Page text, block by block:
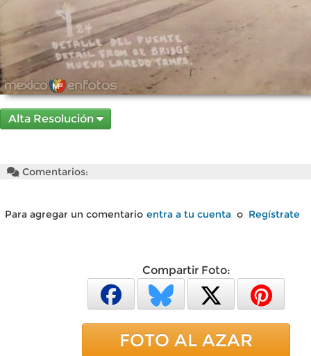
Alta Resolución
Comentarios:
Para agregar un comentario entra a tu cuenta o Regístrate
Compartir Foto:
FOTO AL AZAR